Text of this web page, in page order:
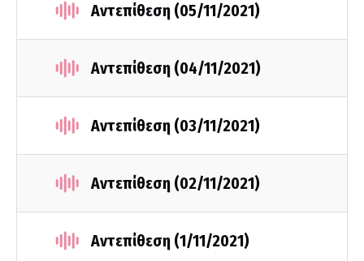
Αντεπίθεση (05/11/2021)
Αντεπίθεση (04/11/2021)
Αντεπίθεση (03/11/2021)
Αντεπίθεση (02/11/2021)
Αντεπίθεση (1/11/2021)